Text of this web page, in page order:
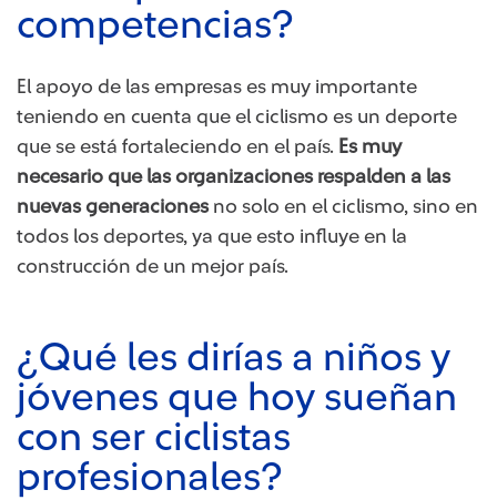
competencias?
El apoyo de las empresas es muy importante
teniendo en cuenta que el ciclismo es un deporte
que se está fortaleciendo en el país. Es muy
necesario que las organizaciones respalden a las
nuevas generacionesno solo en el ciclismo, sino en
todos los deportes, ya que esto influye en la
construcción de un mejor país.
¿Qué les dirías a niños y
jóvenes que hoy sueñan
con ser ciclistas
profesionales?